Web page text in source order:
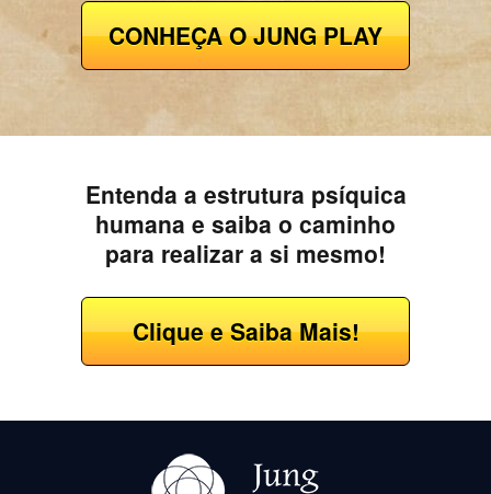
CONHEÇA O JUNG PLAY
Entenda a estrutura psíquica
humana e saiba o caminho
para realizar a si mesmo!
Clique e Saiba Mais!